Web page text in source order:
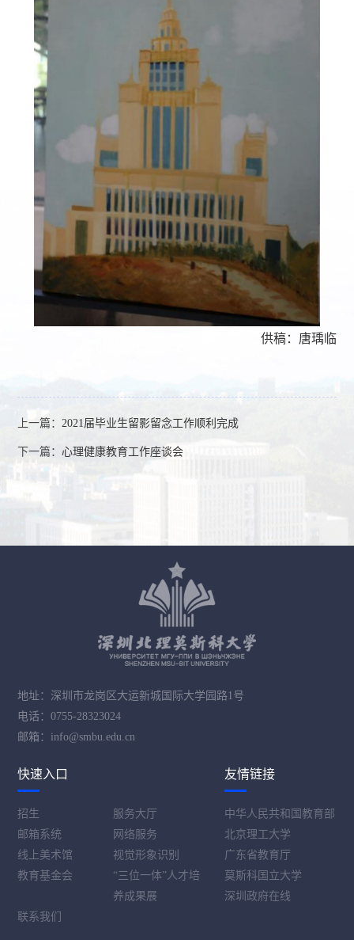
供稿： 唐瑀临
上一篇： 2021届毕业生留影留念工作顺利完成
下一篇：心理健康教育工作座谈会
地址：深圳市龙岗区大运新城国际大学园路1号
电话：0755-28323024
邮箱：info@smbu.edu.cn
快速入口
招生
服务大厅
邮箱系统
网络服务
线上美术馆
视觉形象识别
教育基金会
“三位一体”人才培
养成果展
联系我们
友情链接
中华人民共和国教育部
北京理工大学
广东省教育厅
莫斯科国立大学
深圳政府在线